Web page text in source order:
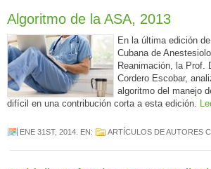
Algoritmo de la ASA, 2013
En la última edición
Cubana de
Reanimación, la Prof.
Cordero Escobar,
algoritmo del manejo
difícil en una contribución corta a esta edición.
ENE 31ST, 2014 . EN: ARTÍCULOS DE AUTORES